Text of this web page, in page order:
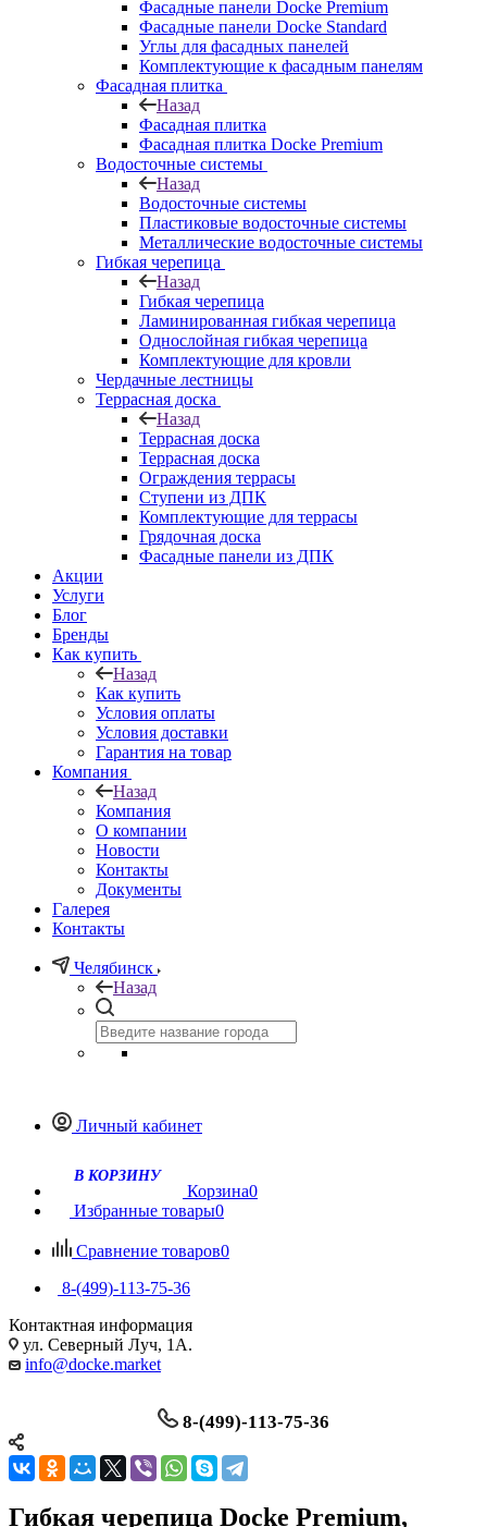
Фасадные панели Docke Premium
Фасадные панели Docke Standard
Углы для фасадных панелей
Комплектующие к фасадным панелям
Фасадная плитка
Назад
Фасадная плитка
Фасадная плитка Docke Premium
Водосточные системы
Назад
Водосточные системы
Пластиковые водосточные системы
Металлические водосточные системы
Гибкая черепица
Назад
Гибкая черепица
Ламинированная гибкая черепица
Однослойная гибкая черепица
Комплектующие для кровли
Чердачные лестницы
Террасная доска
Назад
Террасная доска
Террасная доска
Ограждения террасы
Ступени из ДПК
Комплектующие для террасы
Грядочная доска
Фасадные панели из ДПК
Акции
Услуги
Блог
Бренды
Как купить
Назад
Как купить
Условия оплаты
Условия доставки
Гарантия на товар
Компания
Назад
Компания
О компании
Новости
Контакты
Документы
Галерея
Контакты
Челябинск
Назад
Личный кабинет
Корзина0
Избранные товары0
Сравнение товаров0
8-(499)-113-75-36
Контактная информация
ул. Северный Луч, 1А.
info@docke.market
8-(499)-113-75-36
Гибкая черепица Docke Premium,